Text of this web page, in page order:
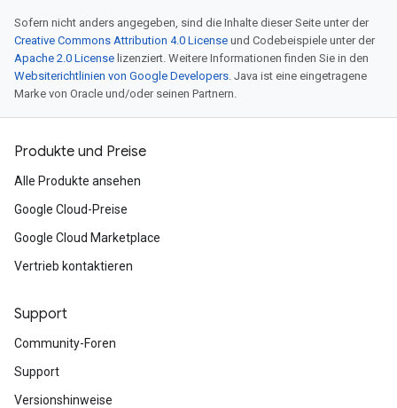
Sofern nicht anders angegeben, sind die Inhalte dieser Seite unter der
Creative Commons Attribution 4.0 License und Codebeispiele unter der
Apache 2.0 License lizenziert. Weitere Informationen finden Sie in den
Websiterichtlinien von Google Developers. Java ist eine eingetragene
Marke von Oracle und/oder seinen Partnern.
Produkte und Preise
Alle Produkte ansehen
Google Cloud-Preise
Google Cloud Marketplace
Vertrieb kontaktieren
Support
Community-Foren
Support
Versionshinweise